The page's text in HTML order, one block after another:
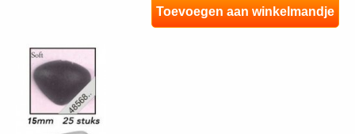
Toevoegen aan winkelmandje